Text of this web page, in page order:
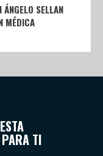
SELLAN
MÉDICA
TI